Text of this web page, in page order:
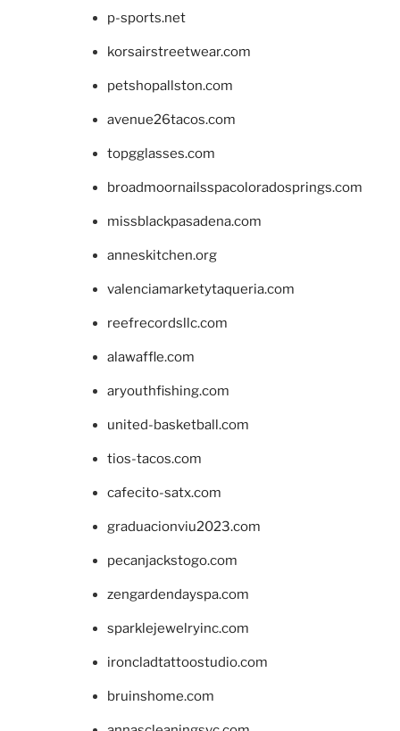
p-sports.net
korsairstreetwear.com
petshopallston.com
avenue26tacos.com
topgglasses.com
broadmoornailsspacoloradosprings.com
missblackpasadena.com
anneskitchen.org
valenciamarketytaqueria.com
reefrecordsllc.com
alawaffle.com
aryouthfishing.com
united-basketball.com
tios-tacos.com
cafecito-satx.com
graduacionviu2023.com
pecanjackstogo.com
zengardendayspa.com
sparklejewelryinc.com
ironcladtattoostudio.com
bruinshome.com